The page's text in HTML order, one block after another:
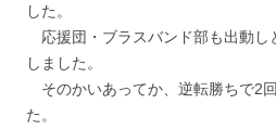
した。
応援団・ブラスバンド部も出動し
しました。
そのかいあってか、逆転勝ちで2
た。